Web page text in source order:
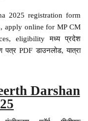
2025 registration form
apply online for MP CM
eligibility मध्य प्रदेश
PDF डाउनलोड, यात्रा
Darshan